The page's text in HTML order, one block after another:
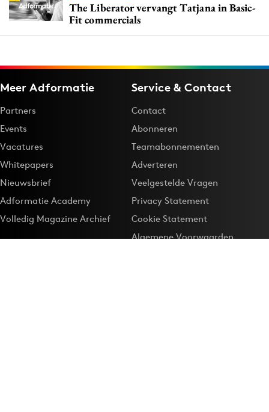
The Liberator vervangt Tatjana in Basic-
Fit commercials
Meer Adformatie
Partners
Events
Vacatures
Whitepapers
Nieuwsbrief
Adformatie Academy
Volledig Magazine Archief
Service & Contact
Contact
Abonneren
Teamabonnementen
Adverteren
Veelgestelde Vragen
Privacy Statement
Cookie Statement
Algemene Voorwaarden